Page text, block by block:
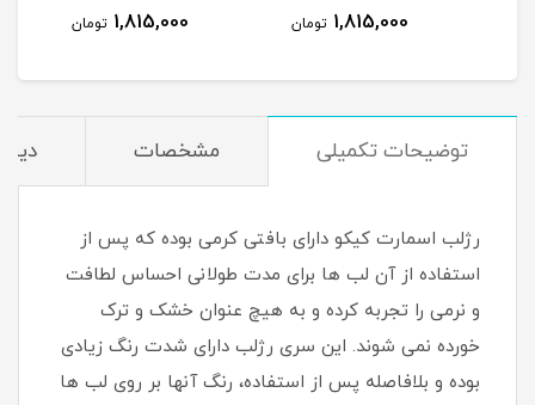
1,815,000 تومان 1,815,000 تومان
توضیحات تکمیلی مشخصات
رژلب اسمارت کیکو دارای بافتی کرمی بوده که پس از
استفاده از آن لب ها برای مدت طولانی احساس لطافت
و نرمی را تجربه کرده و به هیچ عنوان خشک و ترک
خورده نمی شوند. این سری رژلب دارای شدت رنگ زیادی
بوده و بلافاصله پس از استفاده، رنگ آنها بر روی لب ها